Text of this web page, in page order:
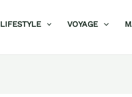
LIFESTYLE VOYAGE